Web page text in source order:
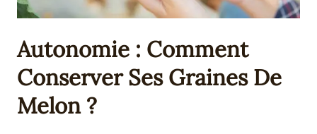
Autonomie : Comment
Conserver Ses Graines De
Melon ?